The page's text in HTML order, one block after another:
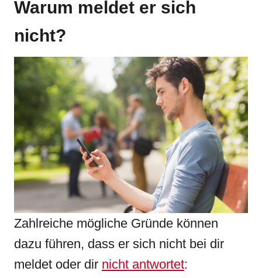
Warum meldet er sich
nicht?
Zahlreiche mögliche Gründe können
dazu führen, dass er sich nicht bei dir
meldet oder dir nicht antwortet: